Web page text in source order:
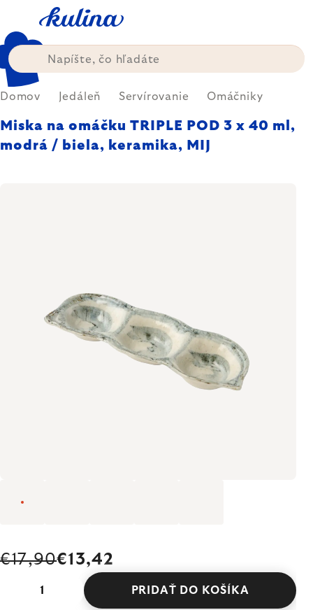
obsah
Domov Jedáleň Servírovanie Omáčniky
Miska na omáčku TRIPLE POD 3 x 40 ml,
modrá / biela, keramika, MIJ
€17,90€13,42
PRIDAŤ DO KOŠÍKA